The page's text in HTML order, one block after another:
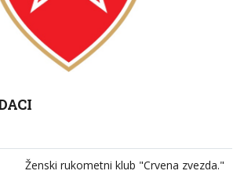
Ženski rukometni klub "Crvena zvezda."